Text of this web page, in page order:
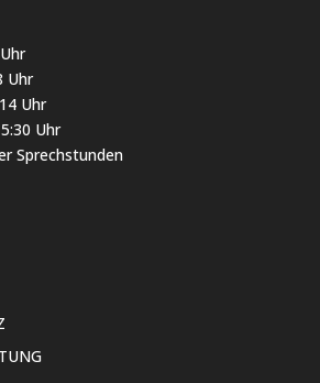
Uhr
Uhr
Uhr
Sprechstunden